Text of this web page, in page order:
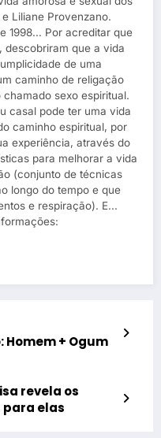
Liliane Provenzano.
1998... Por acreditar que
descobriram que a vida
de uma
caminho de religação
sexo espiritual.
casal pode ter uma vida
caminho espiritual, por
experiência, através do
para melhorar a vida
(conjunto de técnicas
longo do tempo e que
e respiração). E...
Homem + Ogum
revela os
elas